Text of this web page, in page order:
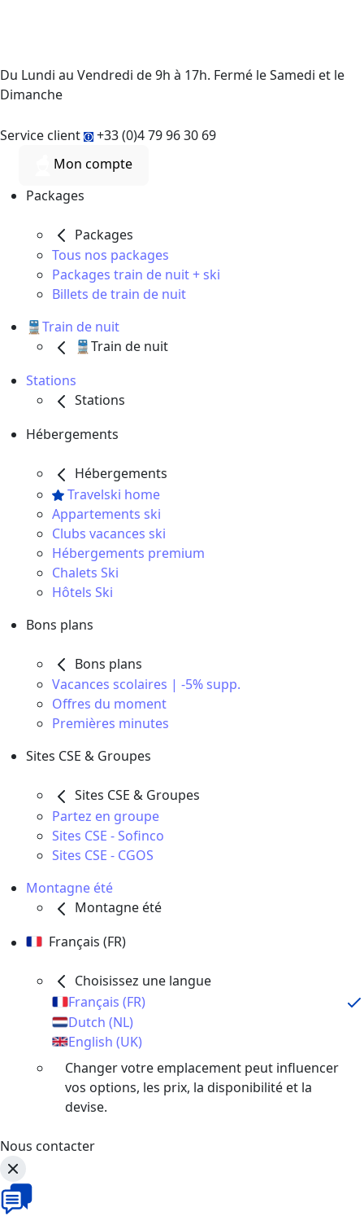
Du Lundi au Vendredi de 9h à 17h. Fermé le Samedi et le
Dimanche
Service client
+33 (0)4 79 96 30 69
Mon compte
Packages
Packages
Tous nos packages
Packages train de nuit + ski
Billets de train de nuit
🚆Train de nuit
🚆Train de nuit
Stations
Stations
Hébergements
Hébergements
Travelski home
Appartements ski
Clubs vacances ski
Hébergements premium
Chalets Ski
Hôtels Ski
Bons plans
Bons plans
Vacances scolaires | -5% supp.
Offres du moment
Premières minutes
Sites CSE & Groupes
Sites CSE & Groupes
Partez en groupe
Sites CSE - Sofinco
Sites CSE - CGOS
Montagne été
Montagne été
Français (FR)
Choisissez une langue
Français (FR)
Dutch (NL)
English (UK)
Changer votre emplacement peut influencer
vos options, les prix, la disponibilité et la
devise.
Nous contacter